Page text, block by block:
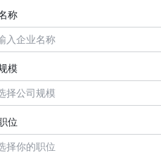
称
模
择公司规模
位
择你的职位